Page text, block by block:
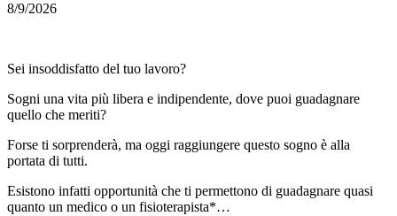
8/9/2026
Sei insoddisfatto del tuo lavoro?
Sogni una vita più libera e indipendente, dove puoi guadagnare
quello che meriti?
Forse ti sorprenderà, ma oggi raggiungere questo sogno è alla
portata di tutti.
Esistono infatti opportunità che ti permettono di guadagnare quasi
quanto un medico o un fisioterapista*…